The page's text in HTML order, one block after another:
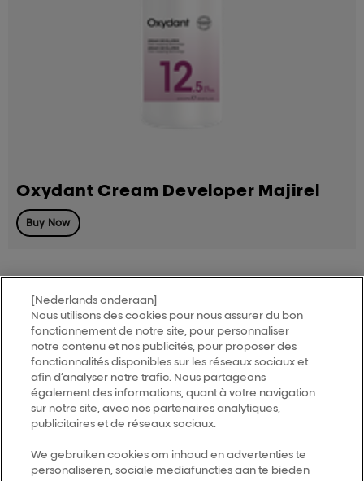
Oxydant Cream Developer Majirel
Buy Now
MY HAIR[iD]
Trouver un salon
Follow us
L’Oréal Professionnel
[Nederlands onderaan]
Nous utilisons des cookies pour nous assurer du bon
fonctionnement de notre site, pour personnaliser
notre contenu et nos publicités, pour proposer des
fonctionnalités disponibles sur les réseaux sociaux et
afin d’analyser notre trafic. Nous partageons
également des informations, quant à votre navigation
sur notre site, avec nos partenaires analytiques,
publicitaires et de réseaux sociaux.
We gebruiken cookies om inhoud en advertenties te
personaliseren, sociale mediafuncties aan te bieden